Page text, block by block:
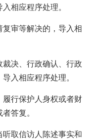
相应程序处理。
复审等解决的，导入相
裁决、行政确认、行政
入相应程序处理。
履行保护人身权或者财
答复。
听取信访人陈述事实和